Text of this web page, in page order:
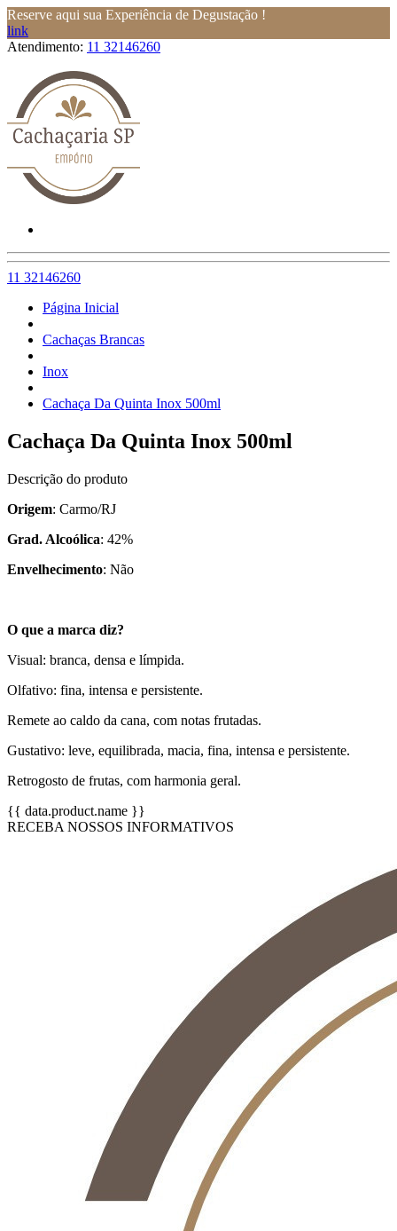
Reserve aqui sua Experiência de Degustação !
link
Atendimento: 11 32146260
11 32146260
Página Inicial
Cachaças Brancas
Inox
Cachaça Da Quinta Inox 500ml
Cachaça Da Quinta Inox 500ml
Descrição do produto
Origem: Carmo/RJ
Grad. Alcoólica: 42%
Envelhecimento: Não
O que a marca diz?
Visual: branca, densa e límpida.
Olfativo: fina, intensa e persistente.
Remete ao caldo da cana, com notas frutadas.
Gustativo: leve, equilibrada, macia, fina, intensa e persistente.
Retrogosto de frutas, com harmonia geral.
{{ data.product.name }}
RECEBA NOSSOS INFORMATIVOS